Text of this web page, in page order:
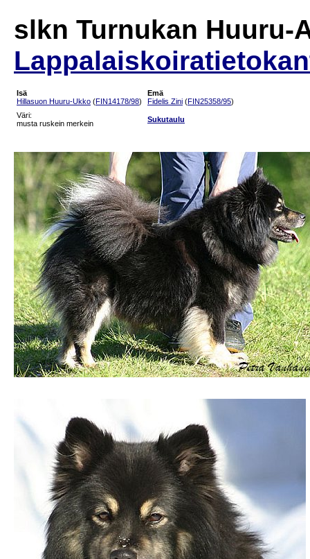
slkn Turnukan Huuru-
Isä
Hillasuon Huuru-Ukko (FIN14178/98)
Emä
Fidelis Zini (FIN25358/95)
Väri:
musta ruskein merkein
Sukutaulu